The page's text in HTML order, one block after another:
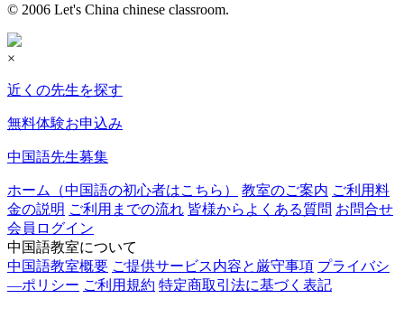
© 2006 Let's China chinese classroom.
×
近くの先生を探す
無料体験お申込み
中国語先生募集
ホーム（中国語の初心者はこちら） 教室のご案内 ご利用料
金の説明 ご利用までの流れ 皆様からよくある質問 お問合せ
会員ログイン
中国語教室について
中国語教室概要 ご提供サービス内容と厳守事項 プライバシ
―ポリシー ご利用規約 特定商取引法に基づく表記